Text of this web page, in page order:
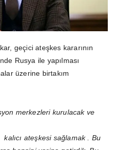
geçici ateşkes kararının
Rusya ile yapılması
üzerine birtakım
merkezleri kurulacak ve
kalıcı ateşkesi sağlamak . Bu